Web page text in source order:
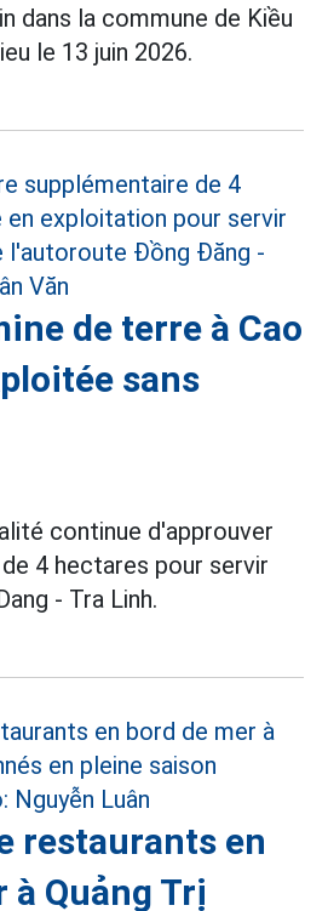
dans la commune de Kiều
le 13 juin 2026.
de terre à Cao
sans
continue d'approuver
4 hectares pour servir
- Tra Linh.
restaurants en
à Quảng Trị